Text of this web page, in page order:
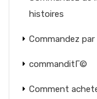
histoires
Commandez
commanditГ©
Comment